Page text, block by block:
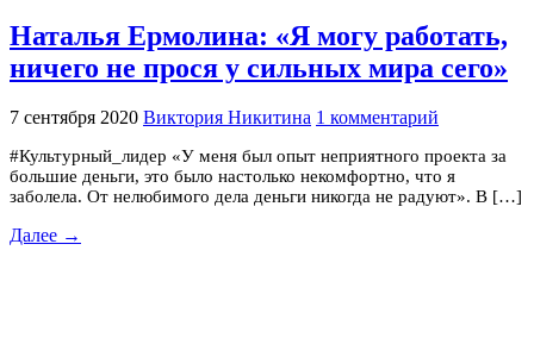
Наталья Ермолина: «Я могу работать,
ничего не прося у сильных мира сего»
7 сентября 2020 Виктория Никитина 1 комментарий
#Культурный_лидер «У меня был опыт неприятного проекта за
большие деньги, это было настолько некомфортно, что я
заболела. От нелюбимого дела деньги никогда не радуют». В […]
Далее →